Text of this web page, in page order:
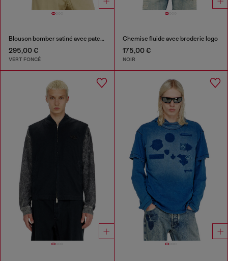
Blouson bomber satiné avec patchs
295,00 €
VERT FONCÉ
Chemise fluide avec broderie logo
175,00 €
NOIR